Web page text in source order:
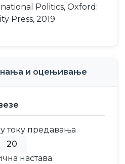
Politics, Oxford:
Press, 2019
и оцењивање
току предавања
20
настава